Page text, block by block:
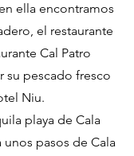
ella encontramos
el restaurante
Cal Patro
su pescado fresco
Niu.
playa de Cala
unos pasos de Cala